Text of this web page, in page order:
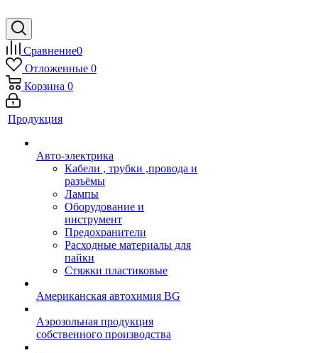
Сравнение0
Отложенные 0
Корзина 0
Продукция
Авто-электрика
Кабели , трубки ,провода и
разъёмы
Лампы
Оборудование и
инструмент
Предохранители
Расходные материалы для
пайки
Стяжки пластиковые
Американская автохимия BG
Аэрозольная продукция
собственного производства